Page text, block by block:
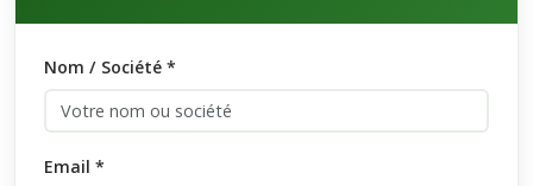
Nom / Société *
Email *